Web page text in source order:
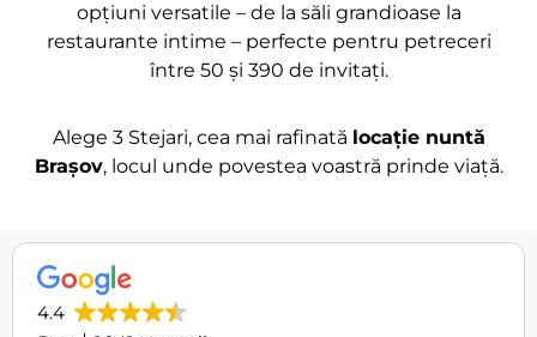
opțiuni versatile – de la săli grandioase la
restaurante intime – perfecte pentru petreceri
între 50 și 390 de invitați.
Alege 3 Stejari, cea mai rafinată locație nuntă
Brașov, locul unde povestea voastră prinde viață.
4.4